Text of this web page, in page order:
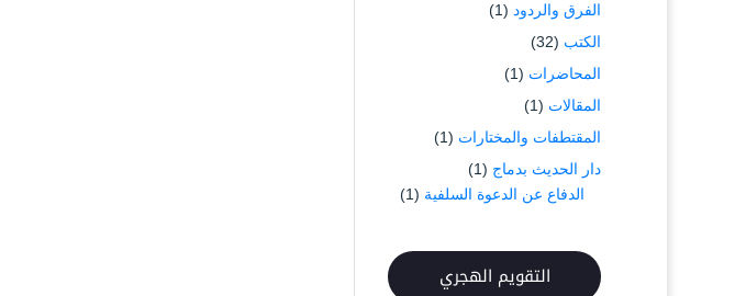
الفرق والردود (1)
الكتب (32)
المحاضرات (1)
المقالات (1)
المقتطفات والمختارات (1)
دار الحديث بدماج (1)
الدفاع عن الدعوة السلفية (1)
التقويم الهجري